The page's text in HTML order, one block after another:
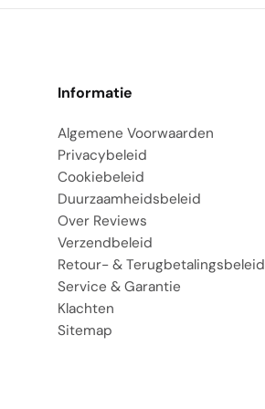
Informatie
Algemene Voorwaarden
Privacybeleid
Cookiebeleid
Duurzaamheidsbeleid
Over Reviews
Verzendbeleid
Retour- & Terugbetalingsbeleid
Service & Garantie
Klachten
Sitemap